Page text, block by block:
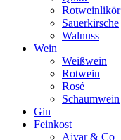
Rotweinlikör
Sauerkirsche
Walnuss
Wein
Weißwein
Rotwein
Rosé
Schaumwein
Gin
Feinkost
Ajvar & Co